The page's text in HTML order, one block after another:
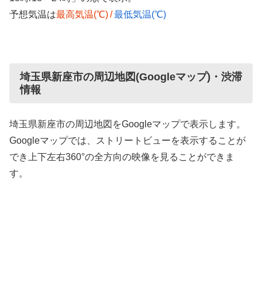
予想気温は最高気温(℃)/最低気温(℃)
埼玉県新座市の周辺地図(Googleマップ)・渋滞
情報
埼玉県新座市の周辺地図をGoogleマップで表示します。
Googleマップでは、ストリートビューを表示することが
でき上下左右360°の全方向の映像を見ることができま
す。